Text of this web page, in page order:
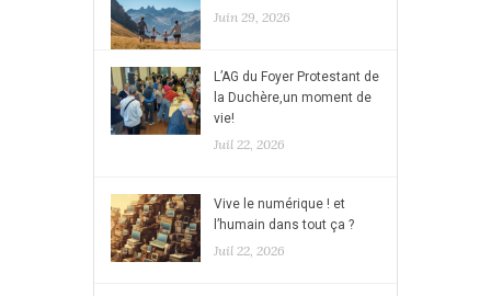
Juin 29, 2026
L’AG du Foyer Protestant de
la Duchère,un moment de
vie!
Juil 22, 2026
Vive le numérique ! et
l’humain dans tout ça ?
Juil 22, 2026